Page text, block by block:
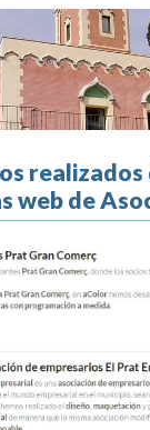
realizados
web de